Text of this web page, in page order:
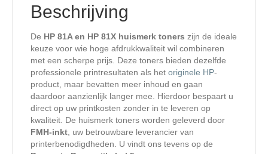
Beschrijving
De HP 81A en HP 81X huismerk toners zijn de ideale
keuze voor wie hoge afdrukkwaliteit wil combineren
met een scherpe prijs. Deze toners bieden dezelfde
professionele printresultaten als het originele HP-
product, maar bevatten meer inhoud en gaan
daardoor aanzienlijk langer mee. Hierdoor bespaart u
direct op uw printkosten zonder in te leveren op
kwaliteit. De huismerk toners worden geleverd door
FMH-inkt, uw betrouwbare leverancier van
printerbenodigdheden. U vindt ons tevens op de